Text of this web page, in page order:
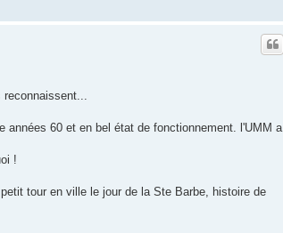
années 60 et en bel état de fonctionnement. l'UMM a
!
tour en ville le jour de la Ste Barbe, histoire de